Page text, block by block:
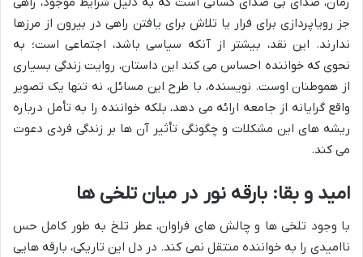
جز رویاپردازی برای فرار یا تلاش برای یافتن راهی در بیرون از مرزها
ندارند. این نقد، بیشتر از آنکه سیاسی باشد، اجتماعی است؛ به
نحوی که خواننده احساس می کند این داستان، روایت زندگی بسیاری
از هموطنان اوست. نویسنده، با طرح این مسائل، نه تنها یک تصویر
واقع گرایانه از جامعه ارائه می دهد، بلکه خواننده را به تأمل درباره
ریشه های این مشکلات و چگونگی تأثیر آن ها بر زندگی فردی دعوت
می کند.
امید و بقا: بارقه نور در میان تلخی ها
با وجود تلخی ها و چالش های فراوان، عطر تلخ به طور کامل حس
ناامیدی را به خواننده منتقل نمی کند. در دل این تاریکی، بارقه هایی